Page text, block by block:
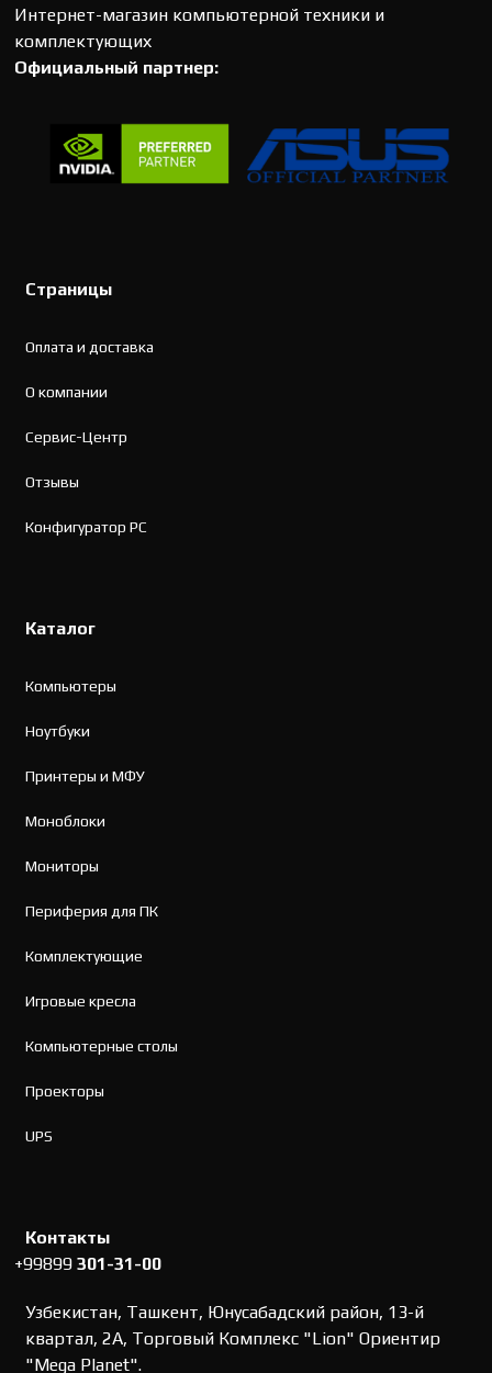
Интернет-магазин компьютерной техники и
комплектующих
Официальный партнер:
Страницы
Оплата и доставка
О компании
Сервис-Центр
Отзывы
Конфигуратор PC
Каталог
Компьютеры
Ноутбуки
Принтеры и МФУ
Моноблоки
Мониторы
Периферия для ПК
Комплектующие
Игровые кресла
Компьютерные столы
Проекторы
UPS
Контакты
+99899301-31-00
Узбекистан, Ташкент, Юнусабадский район, 13-й
квартал, 2А, Торговый Комплекс "Lion" Ориентир
"Mega Planet".